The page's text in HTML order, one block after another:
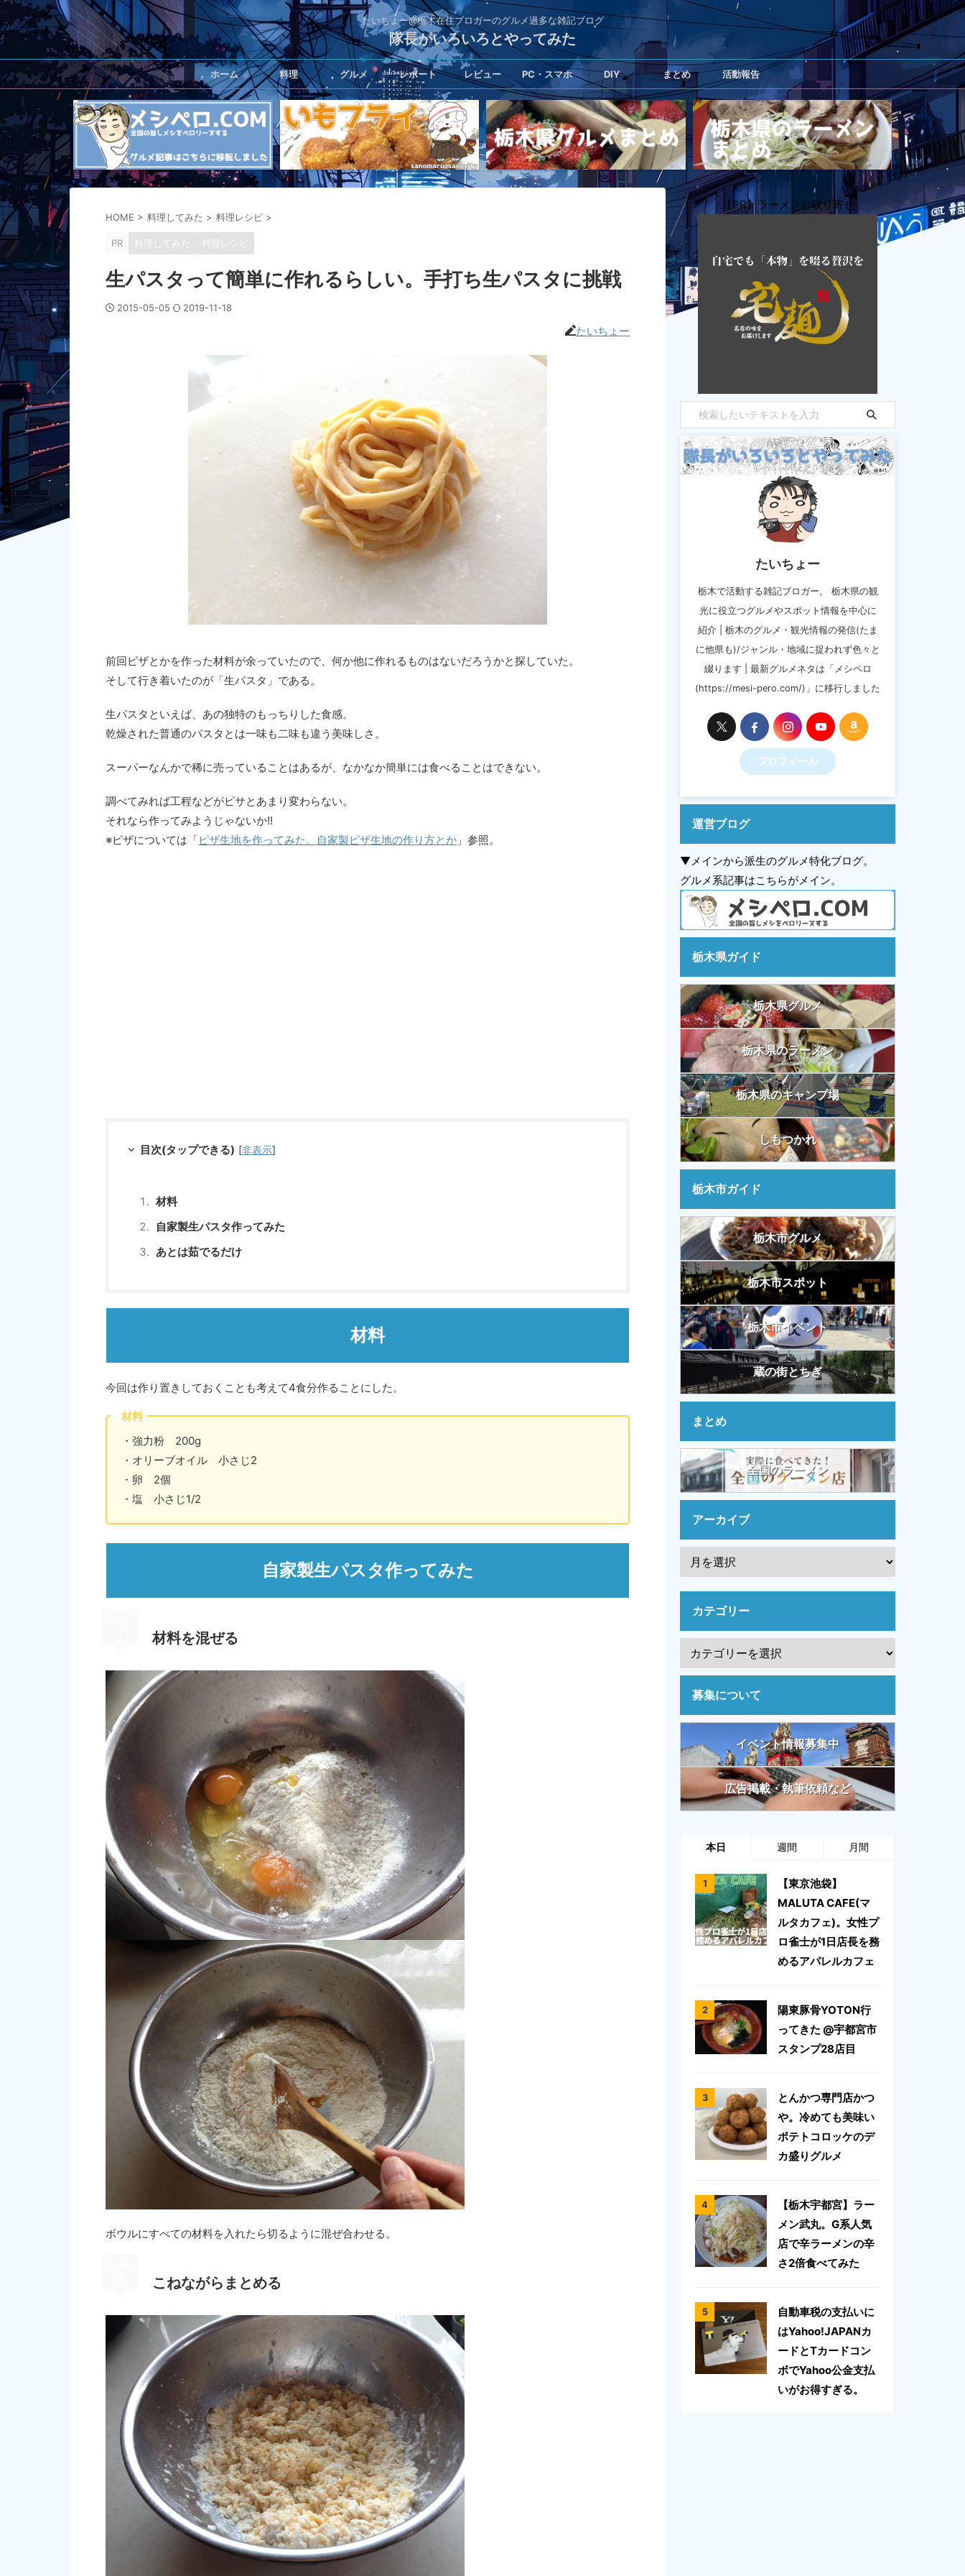
たいちょー@栃木在住ブロガーのグルメ過多な雑記ブログ
隊長がいろいろとやってみた
ホーム 料理 グルメ レポート レビュー PC・スマホ DIY まとめ 活動報告
HOME > 料理してみた > 料理レシピ >
PR 料理してみた 料理レシピ
生パスタって簡単に作れるらしい。手打ち生パスタに挑戦
2015-05-05 2019-11-18
たいちょー
前回ピザとかを作った材料が余っていたので、何か他に作れるものはないだろうかと探していた。
そして行き着いたのが「生パスタ」である。
生パスタといえば、あの独特のもっちりした食感。
乾燥された普通のパスタとは一味も二味も違う美味しさ。
スーパーなんかで稀に売っていることはあるが、なかなか簡単には食べることはできない。
調べてみれば工程などがピサとあまり変わらない。
それなら作ってみようじゃないか!!
※ピザについては「ピザ生地を作ってみた。自家製ピザ生地の作り方とか 」参照。
目次(タップできる) [非表示]
材料
自家製生パスタ作ってみた
あとは茹でるだけ
材料
今回は作り置きしておくことも考えて4食分作ることにした。
材料
・強力粉 200g
・オリーブオイル 小さじ2
・卵 2個
・塩 小さじ1/2
自家製生パスタ作ってみた
材料を混ぜる
ボウルにすべての材料を入れたら切るように混ぜ合わせる。
こねながらまとめる
【PR】ラーメンお取り寄せ
たいちょー
栃木で活動する雑記ブロガー。 栃木県の観
光に役立つグルメやスポット情報を中心に
紹介 | 栃木のグルメ・観光情報の発信(たま
に他県も)/ジャンル・地域に捉われず色々と
綴ります | 最新グルメネタは「メシペロ
(https://mesi-pero.com/)」に移行しました
プロフィール
運営ブログ
▼メインから派生のグルメ特化ブログ。
グルメ系記事はこちらがメイン。
栃木県ガイド
栃木県グルメ
栃木県のラーメン
栃木県のキャンプ場
しもつかれ
栃木市ガイド
栃木市グルメ
栃木市スポット
栃木市イベント
蔵の街とちぎ
まとめ
全国のラーメン
アーカイブ
カテゴリー
募集について
イベント情報募集中
広告掲載・執筆依頼など
本日 週間 月間
【東京池袋】
MALUTA CAFE(マ
ルタカフェ)。女性プ
ロ雀士が1日店長を務
めるアパレルカフェ
陽東豚骨YOTON行
ってきた @宇都宮市
スタンプ28店目
とんかつ専門店かつ
や。冷めても美味い
ポテトコロッケのデ
カ盛りグルメ
【栃木宇都宮】ラー
メン武丸。G系人気
店で辛ラーメンの辛
さ2倍食べてみた
自動車税の支払いに
はYahoo!JAPANカ
ードとTカードコン
ボでYahoo公金支払
いがお得すぎる。